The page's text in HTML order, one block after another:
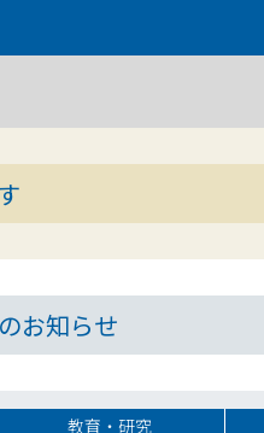
お知らせ
教育・研究